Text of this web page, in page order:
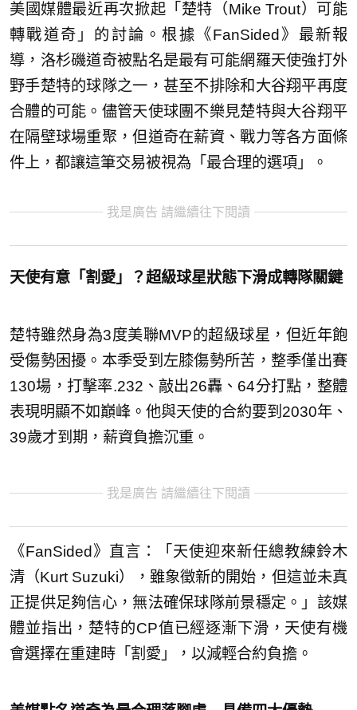
美國媒體最近再次掀起「楚特（Mike Trout）可能
轉戰道奇」的討論。根據《FanSided》最新報
導，洛杉磯道奇被點名是最有可能網羅天使強打外
野手楚特的球隊之一，甚至不排除和大谷翔平再度
合體的可能。儘管天使球團不樂見楚特與大谷翔平
在隔壁球場重聚，但道奇在薪資、戰力等各方面條
件上，都讓這筆交易被視為「最合理的選項」。
我是廣告 請繼續往下閱讀
天使有意「割愛」？超級球星狀態下滑成轉隊關鍵
楚特雖然身為3度美聯MVP的超級球星，但近年飽
受傷勢困擾。本季受到左膝傷勢所苦，整季僅出賽
130場，打擊率.232、敲出26轟、64分打點，整體
表現明顯不如巔峰。他與天使的合約要到2030年、
39歲才到期，薪資負擔沉重。
我是廣告 請繼續往下閱讀
《FanSided》直言：「天使迎來新任總教練鈴木
清（Kurt Suzuki），雖象徵新的開始，但這並未真
正提供足夠信心，無法確保球隊前景穩定。」該媒
體並指出，楚特的CP值已經逐漸下滑，天使有機
會選擇在重建時「割愛」，以減輕合約負擔。